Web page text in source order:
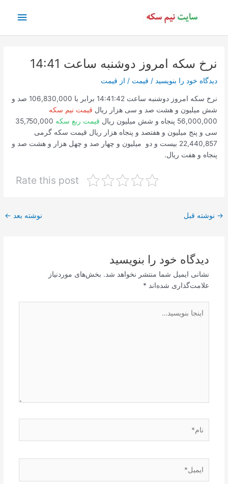
اصلی
نرخ سکه امروز دوشنبه ساعت 14:41
دیدگاه‌ خود را بنویسید / قیمت / از قیمت
نرخ سکه امروز دوشنبه ساعت 14:41:42 برابر با 106,830,000 صد و
شش میلیون و هشت صد و سی هزار ریال قیمت نیم سکه
56,000,000 پنجاه و شش میلیون ریال
قیمت ربع سکه 35,750,000
سی و پنج میلیون و هفتصد و پنجاه هزار ریال قیمت سکه گرمی
22,440,857 بیست و دو میلیون و چهار صد و چهل هزار و هشت صد و
پنجاه و هفت ریال.
Rate this post
پیمایش
→ نوشته قبل نوشته بعد ←
دیدگاه‌ خود را بنویسید
نشانی ایمیل شما منتشر نخواهد شد. بخش‌های موردنیاز
علامت‌گذاری شده‌اند *
بنویسید…